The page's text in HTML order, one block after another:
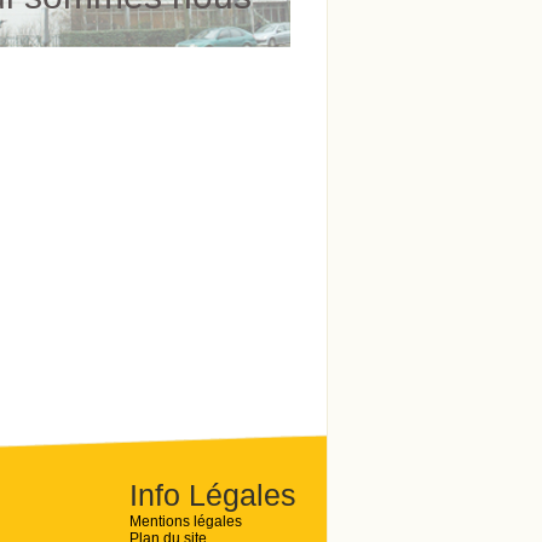
Info Légales
Mentions légales
Plan du site